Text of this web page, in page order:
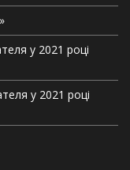
у 2021 році
у 2021 році